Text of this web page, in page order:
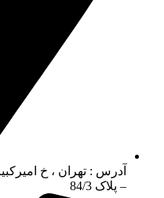
آدرس : تهران ، خ
– پلاک 84/3